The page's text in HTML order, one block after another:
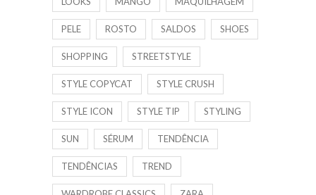
PELE ROSTO SALDOS SHOES
SHOPPING STREETSTYLE
STYLE COPYCAT STYLE CRUSH
STYLE ICON STYLE TIP STYLING
SUN SÉRUM TENDÊNCIA
TENDÊNCIAS TREND